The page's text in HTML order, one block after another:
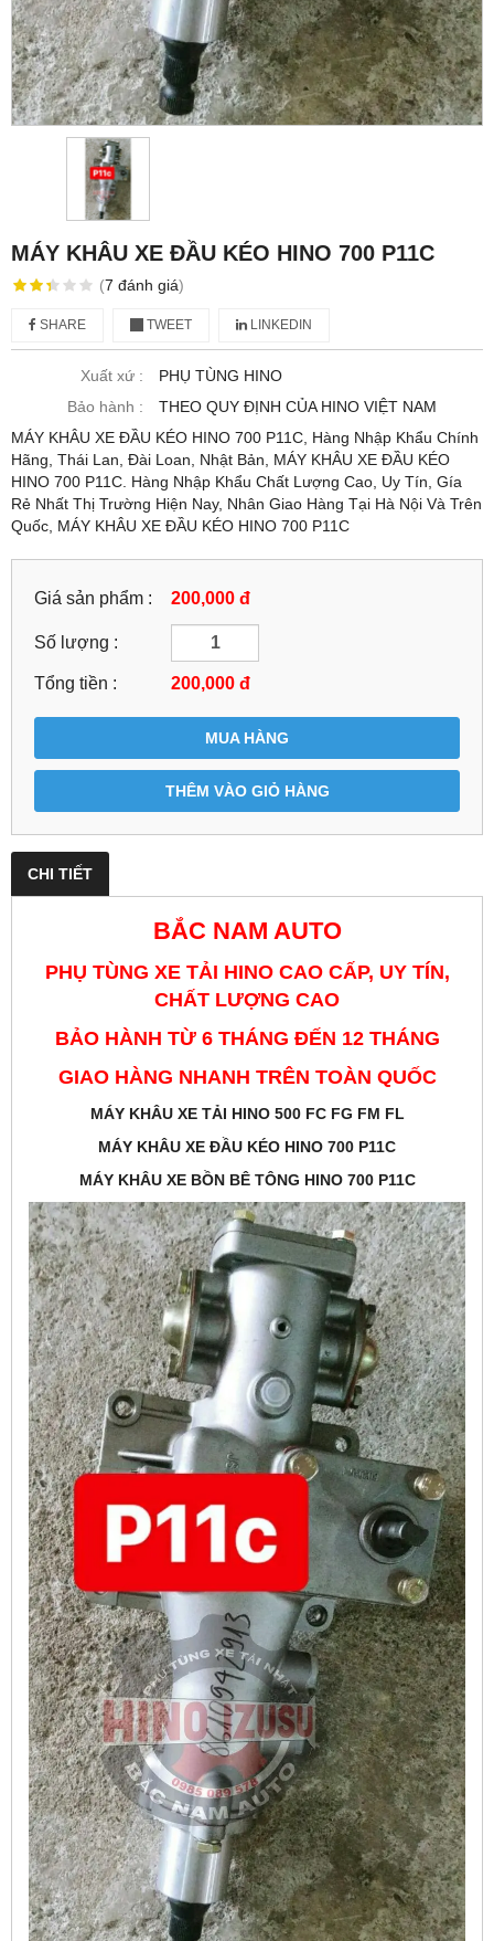
MÁY KHÂU XE ĐẦU KÉO HINO 700 P11C
(7 đánh giá)
SHARE TWEET LINKEDIN
Xuất xứ :
PHỤ TÙNG HINO
Bảo hành :
THEO QUY ĐỊNH CỦA HINO VIỆT NAM
MÁY KHÂU XE ĐẦU KÉO HINO 700 P11C, Hàng Nhập Khẩu Chính
Hãng, Thái Lan, Đài Loan, Nhật Bản, MÁY KHÂU XE ĐẦU KÉO
HINO 700 P11C. Hàng Nhập Khẩu Chất Lượng Cao, Uy Tín, Gía
Rẻ Nhất Thị Trường Hiện Nay, Nhân Giao Hàng Tại Hà Nội Và Trên
Quốc, MÁY KHÂU XE ĐẦU KÉO HINO 700 P11C
Giá sản phẩm : 200,000 đ
Số lượng :
Tổng tiền : 200,000 đ
MUA HÀNG
THÊM VÀO GIỎ HÀNG
CHI TIẾT
BẮC NAM AUTO
PHỤ TÙNG XE TẢI HINO CAO CẤP, UY TÍN,
CHẤT LƯỢNG CAO
BẢO HÀNH TỪ 6 THÁNG ĐẾN 12 THÁNG
GIAO HÀNG NHANH TRÊN TOÀN QUỐC
MÁY KHÂU XE TẢI HINO 500 FC FG FM FL
MÁY KHÂU XE ĐẦU KÉO HINO 700 P11C
MÁY KHÂU XE BỒN BÊ TÔNG HINO 700 P11C